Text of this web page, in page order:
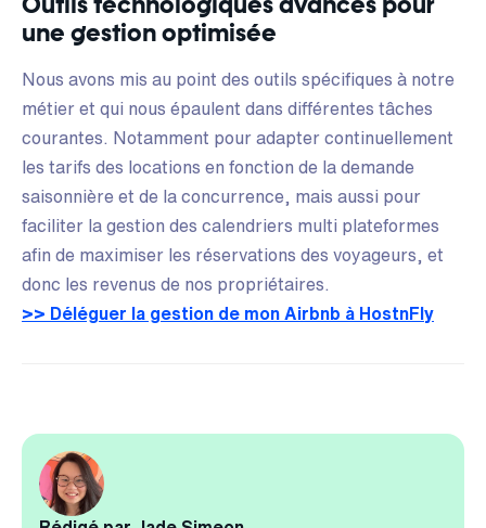
une gestion optimisée
Nous avons mis au point des outils spécifiques à notre
métier et qui nous épaulent dans différentes tâches
courantes. Notamment pour adapter continuellement
les tarifs des locations en fonction de la demande
saisonnière et de la concurrence, mais aussi pour
faciliter la gestion des calendriers multi plateformes
afin de maximiser les réservations des voyageurs, et
donc les revenus de nos propriétaires.
>> Déléguer la gestion de mon Airbnb à HostnFly